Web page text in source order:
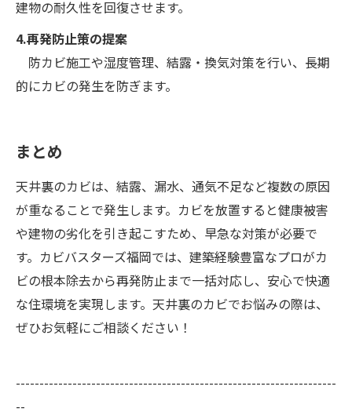
建物の耐久性を回復させます。
4.再発防止策の提案
防カビ施工や湿度管理、結露・換気対策を行い、長期
的にカビの発生を防ぎます。
まとめ
天井裏のカビは、結露、漏水、通気不足など複数の原因
が重なることで発生します。カビを放置すると健康被害
や建物の劣化を引き起こすため、早急な対策が必要で
す。カビバスターズ福岡では、建築経験豊富なプロがカ
ビの根本除去から再発防止まで一括対応し、安心で快適
な住環境を実現します。天井裏のカビでお悩みの際は、
ぜひお気軽にご相談ください！
--------------------------------------------------------------------
--